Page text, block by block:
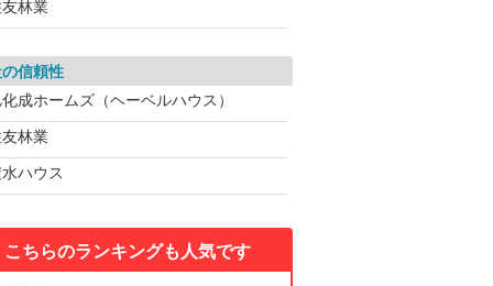
林業
信頼性
成ホームズ（ヘーベルハウス）
林業
ハウス
こちらのランキングも人気です